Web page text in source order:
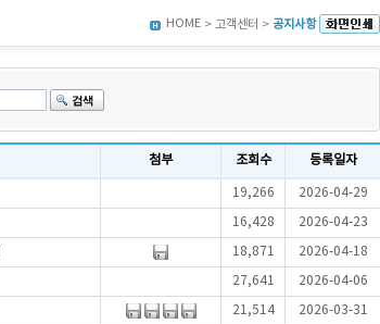
HOME > 고객센터 > 공지사항
첨부 조회수 등록일자
19,266 2026-04-29
16,428 2026-04-23
18,871 2026-04-18
27,641 2026-04-06
21,514 2026-03-31